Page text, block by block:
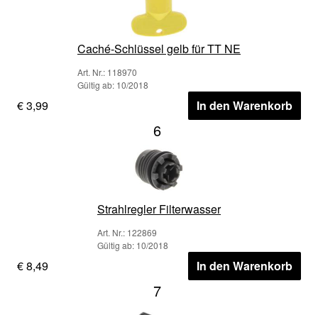
Caché-Schlüssel gelb für TT NE
Art. Nr.: 118970
Gültig ab: 10/2018
€ 3,99 In den Warenkorb
6
Strahlregler Filterwasser
Art. Nr.: 122869
Gültig ab: 10/2018
€ 8,49 In den Warenkorb
7